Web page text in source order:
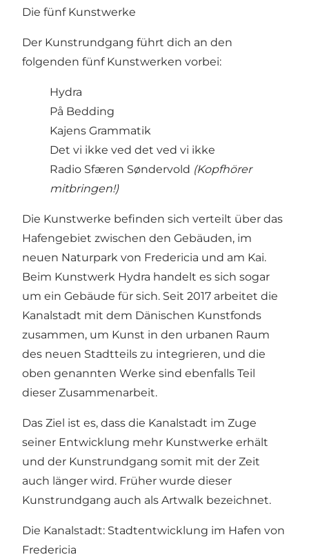
Die fünf Kunstwerke
Der Kunstrundgang führt dich an den
folgenden fünf Kunstwerken vorbei:
Hydra
På Bedding
Kajens Grammatik
Det vi ikke ved det ved vi ikke
Radio Sfæren Søndervold (Kopfhörer
mitbringen!)
Die Kunstwerke befinden sich verteilt über das
Hafengebiet zwischen den Gebäuden, im
neuen Naturpark von Fredericia und am Kai.
Beim Kunstwerk Hydra handelt es sich sogar
um ein Gebäude für sich. Seit 2017 arbeitet die
Kanalstadt mit dem Dänischen Kunstfonds
zusammen, um Kunst in den urbanen Raum
des neuen Stadtteils zu integrieren, und die
oben genannten Werke sind ebenfalls Teil
dieser Zusammenarbeit.
Das Ziel ist es, dass die Kanalstadt im Zuge
seiner Entwicklung mehr Kunstwerke erhält
und der Kunstrundgang somit mit der Zeit
auch länger wird. Früher wurde dieser
Kunstrundgang auch als Artwalk bezeichnet.
Die Kanalstadt: Stadtentwicklung im Hafen von
Fredericia